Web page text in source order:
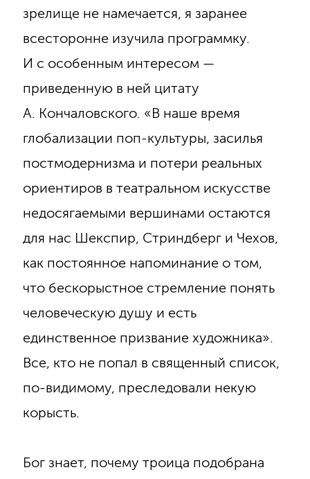
зрелище не намечается, я заранее
всесторонне изучила программку.
И с особенным интересом —
приведенную в ней цитату
А. Кончаловского. «В наше время
глобализации поп-культуры, засилья
постмодернизма и потери реальных
ориентиров в театральном искусстве
недосягаемыми вершинами остаются
для нас Шекспир, Стриндберг и Чехов,
как постоянное напоминание о том,
что бескорыстное стремление понять
человеческую душу и есть
единственное призвание художника».
Все, кто не попал в священный список,
по-видимому, преследовали некую
корысть.
Бог знает, почему троица подобрана